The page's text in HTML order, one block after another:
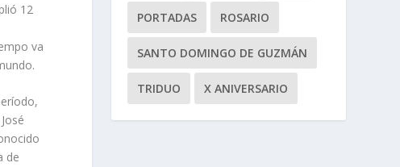
12
va
de
PORTADAS ROSARIO
SANTO DOMINGO DE GUZMÁN
TRIDUO X ANIVERSARIO